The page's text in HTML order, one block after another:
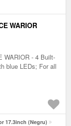
WARIOR
WARIOR - 4 Built-
blue LEDs; For all
17.3inch (Negru)